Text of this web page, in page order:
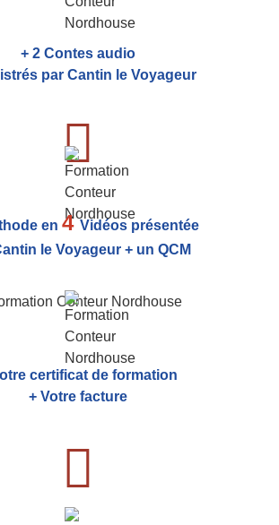
+ 2 Contes audio
par Cantin le Voyageur
en 4Vidéos présentée
le Voyageur + un QCM
certificat de formation
+ Votre facture